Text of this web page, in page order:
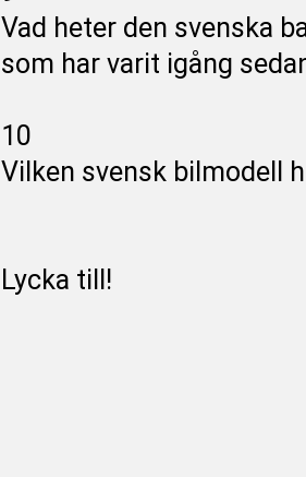
Vad heter den svenska
som har varit igång
10
Vilken svensk bilmodell
Lycka till!